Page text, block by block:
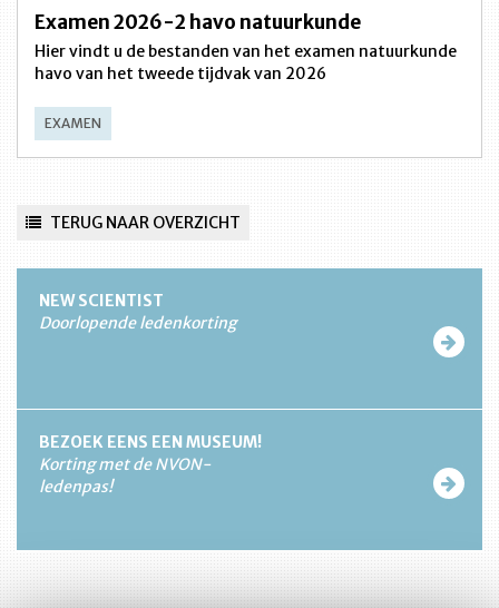
Examen 2026-2 havo natuurkunde
Hier vindt u de bestanden van het examen natuurkunde
havo van het tweede tijdvak van 2026
EXAMEN
TERUG NAAR OVERZICHT
NEW SCIENTIST
Doorlopende ledenkorting
BEZOEK EENS EEN MUSEUM!
Korting met de NVON-
ledenpas!